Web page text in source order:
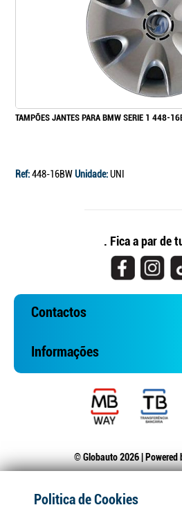
TAMPÕES JANTES PARA BMW SERIE 1 448-
Ref:448-16BWUnidade:UNI
. Fica a par de
Contactos
Informações
© Globauto 2026 | Powered
Politica de Cookies